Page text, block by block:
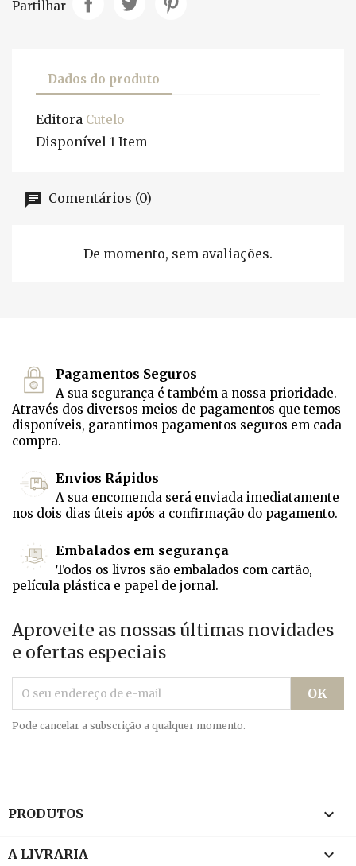
Partilhar
Dados do produto
Editora Cutelo
Disponível 1 Item
Comentários (0)
De momento, sem avaliações.
Pagamentos Seguros
A sua segurança é também a nossa prioridade.
Através dos diversos meios de pagamentos que temos
disponíveis, garantimos pagamentos seguros em cada
compra.
Envios Rápidos
A sua encomenda será enviada imediatamente
nos dois dias úteis após a confirmação do pagamento.
Embalados em segurança
Todos os livros são embalados com cartão,
película plástica e papel de jornal.
Aproveite as nossas últimas novidades
e ofertas especiais
Pode cancelar a subscrição a qualquer momento.
PRODUTOS 
A LIVRARIA 